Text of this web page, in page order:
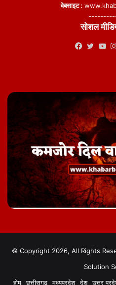
वेबसाइट :
सोशल
© Copyright 2026, All Rights
Solution
होम
छत्तीसगढ़ मध्यप्रदेश देश उत्तर